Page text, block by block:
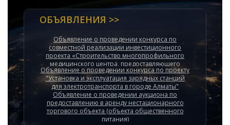
ОБЪЯВЛЕНИЯ >>
Объявление о проведении конкурса по
совместной реализации инвестиционного
проекта «Строительство многопрофильного
медицинского центра, предоставляющего
льготные преференции для социально
уязвимых слоев населения»
Объявление о проведении конкурса по проекту
"Установка и эксплуатация зарядных станций
для электротранспорта в городе Алматы"
Объявление о проведении аукциона по
предоставлению в аренду нестационарного
торгового объекта (объекта общественного
питания)